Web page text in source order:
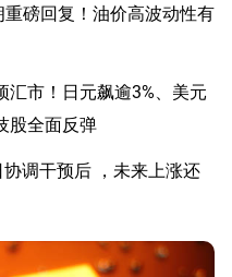
磅回复！油价高波动性有
汇市！日元飙逾3%、美元
股全面反弹
调干预后 ，未来上涨还